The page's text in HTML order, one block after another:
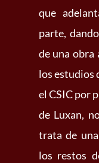
que
parte,
de una obra
los estudios
el CSIC por
de Luxan,
trata de
los restos